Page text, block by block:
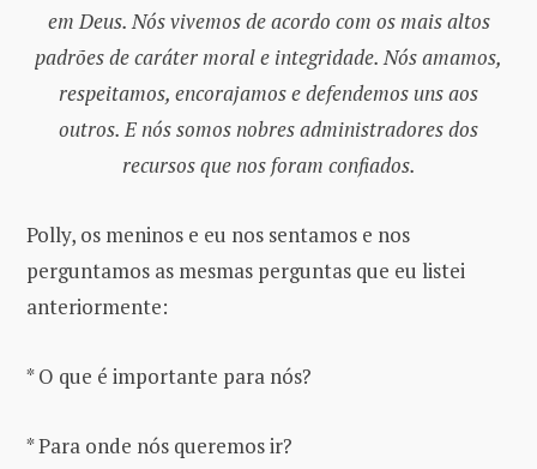
em Deus. Nós vivemos de acordo com os mais altos
padrões de caráter moral e integridade. Nós amamos,
respeitamos, encorajamos e defendemos uns aos
outros. E nós somos nobres administradores dos
recursos que nos foram confiados.
Polly, os meninos e eu nos sentamos e nos
perguntamos as mesmas perguntas que eu listei
anteriormente:
* O que é importante para nós?
* Para onde nós queremos ir?